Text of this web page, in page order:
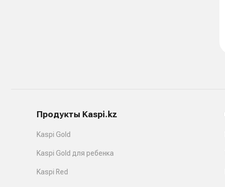
Продукты Kaspi.kz
Kaspi Gold
Kaspi Gold для ребенка
Kaspi Red